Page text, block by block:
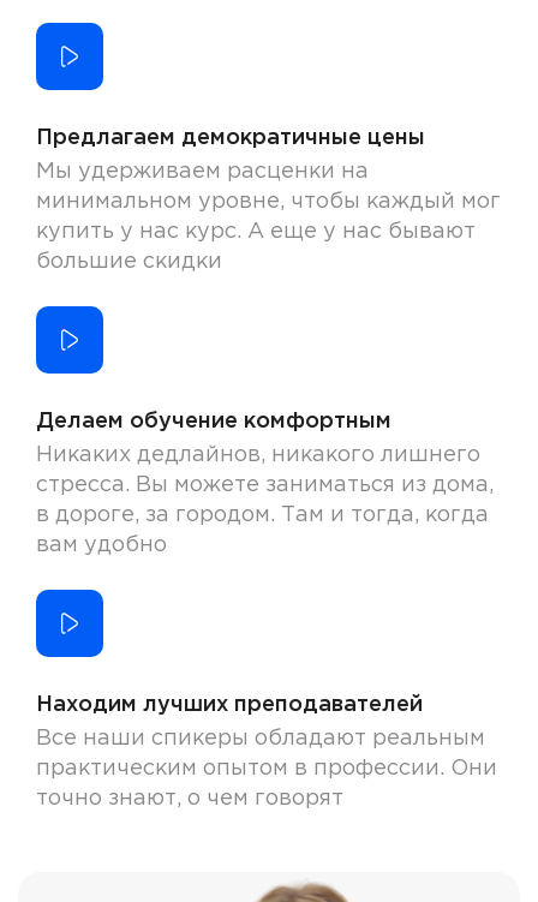
Предлагаем демократичные цены
Мы удерживаем расценки на
минимальном уровне, чтобы каждый мог
купить у нас курс. А еще у нас бывают
большие скидки
Делаем обучение комфортным
Никаких дедлайнов, никакого лишнего
стресса. Вы можете заниматься из дома,
в дороге, за городом. Там и тогда, когда
вам удобно
Находим лучших преподавателей
Все наши спикеры обладают реальным
практическим опытом в профессии. Они
точно знают, о чем говорят